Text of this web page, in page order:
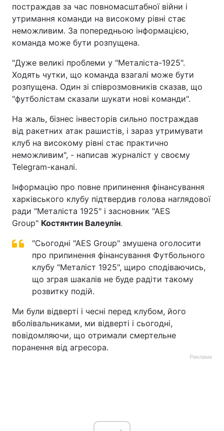
постраждав за час повномасштабної війни і
утримання команди на високому рівні стає
неможливим. За попередньою інформацією,
команда може бути розпущена.
"Дуже великі проблеми у "Металіста-1925".
Ходять чутки, що команда взагалі може бути
розпущена. Один зі співрозмовників сказав, що
"футболістам сказали шукати нові команди".
На жаль, бізнес інвесторів сильно постраждав
від ракетних атак рашистів, і зараз утримувати
клуб на високому рівні стає практично
неможливим", - написав журналіст у своєму
Telegram-каналі.
Інформацію про повне припинення фінансування
харківського клубу підтвердив голова наглядової
ради "Металіста 1925" і засновник "АЕЅ
Group" Костянтин Валеулін.
"Сьогодні "АЕЅ Group" змушена оголосити
про припинення фінансування Футбольного
клубу "Металіст 1925", щиро сподіваючись,
що зграя шакалів не буде радіти такому
розвитку подій.
Ми були відверті і чесні перед клубом, його
вболівальниками, ми відверті і сьогодні,
повідомляючи, що отримали смертельне
поранення від агресора.
Реклама